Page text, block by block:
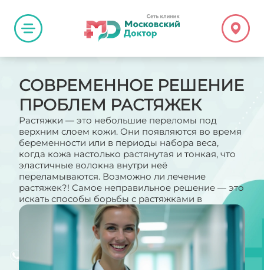
СОВРЕМЕННОЕ РЕШЕНИЕ
ПРОБЛЕМ РАСТЯЖЕК
Растяжки — это небольшие переломы под
верхним слоем кожи. Они появляются во время
беременности или в периоды набора веса,
когда кожа настолько растянутая и тонкая, что
эластичные волокна внутри неё
переламываются. Возможно ли лечение
растяжек?! Самое неправильное решение — это
искать способы борьбы с растяжками в